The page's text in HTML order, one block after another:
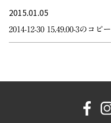
2015.01.05
2014-12-30 15.49.00-3のコピー